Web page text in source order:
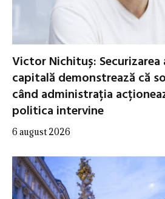
Victor Nichituș:
capitală demonstrează că
când administrația
politica intervine
6 august 2026